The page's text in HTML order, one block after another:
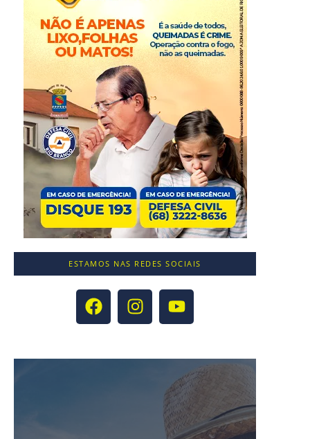
ESTAMOS NAS REDES SOCIAIS